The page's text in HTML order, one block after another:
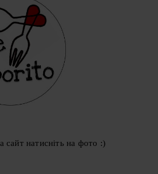
сайт натисніть на фото :)